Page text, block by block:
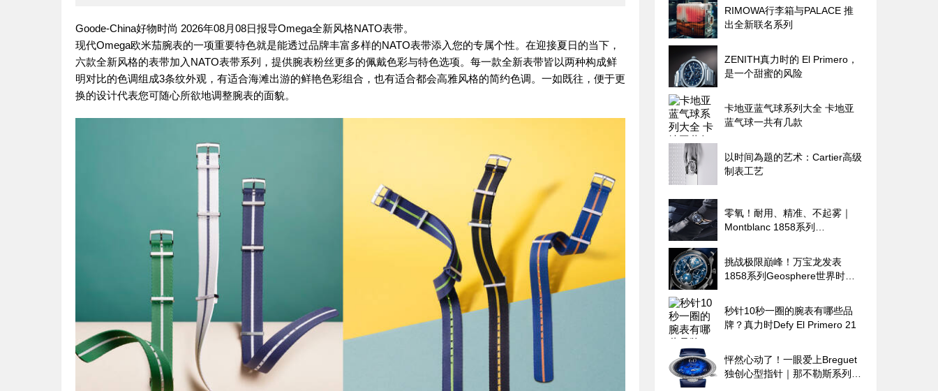
Goode-China好物时尚 2026年08月08日报导Omega全新风格NATO表带。
现代Omega欧米茄腕表的一项重要特色就是能透过品牌丰富多样的NATO表带添入您的专属个性。在迎接夏日的当下，
六款全新风格的表带加入NATO表带系列，提供腕表粉丝更多的佩戴色彩与特色选项。每一款全新表带皆以两种构成鲜
明对比的色调组成3条纹外观，有适合海滩出游的鲜艳色彩组合，也有适合都会高雅风格的简约色调。一如既往，便于更
换的设计代表您可随心所欲地调整腕表的面貌。
RIMOWA行李箱与PALACE 推
出全新联名系列
ZENITH真力时的 El Primero，
是一个甜蜜的风险
卡地亚蓝气球系列大全 卡地亚
蓝气球一共有几款
以时间為题的艺术：Cartier高级
制表工艺
零氧！耐用、精准、不起雾｜
Montblanc 1858系列
表的极限探险魂
挑战极限巔峰！万宝龙发表
1858系列Geosphere世界时间
秒针10秒一圈的腕表有哪些品
牌？真力时Defy El Primero 21
怦然心动了！一眼爱上Breguet
独创心型指针｜那不勒斯系列